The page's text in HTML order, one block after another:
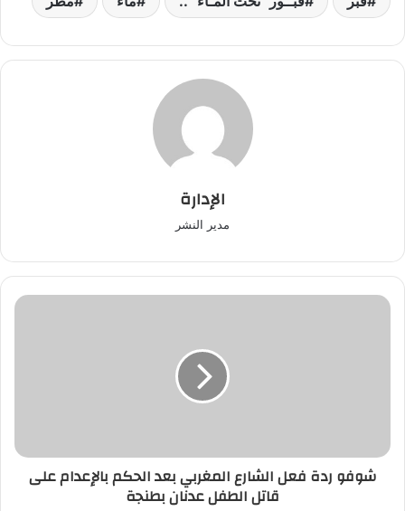
الإدارة
مدير النشر
شوفو
على
قاتلشوفو ردة فعل الشارع المغربي بعد الحكم بالإعدام على
قاتل الطفل عدنان بطنجة